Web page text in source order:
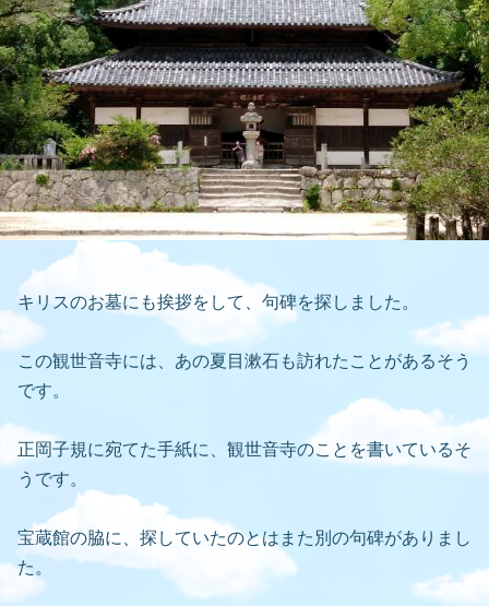
キリスのお墓にも挨拶をして、句碑を探しました。
この観世音寺には、あの夏目漱石も訪れたことがあるそう
です。
正岡子規に宛てた手紙に、観世音寺のことを書いているそ
うです。
宝蔵館の脇に、探していたのとはまた別の句碑がありまし
た。